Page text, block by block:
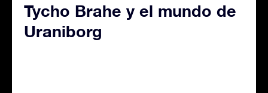
Tycho Brahe y el mundo de
Uraniborg